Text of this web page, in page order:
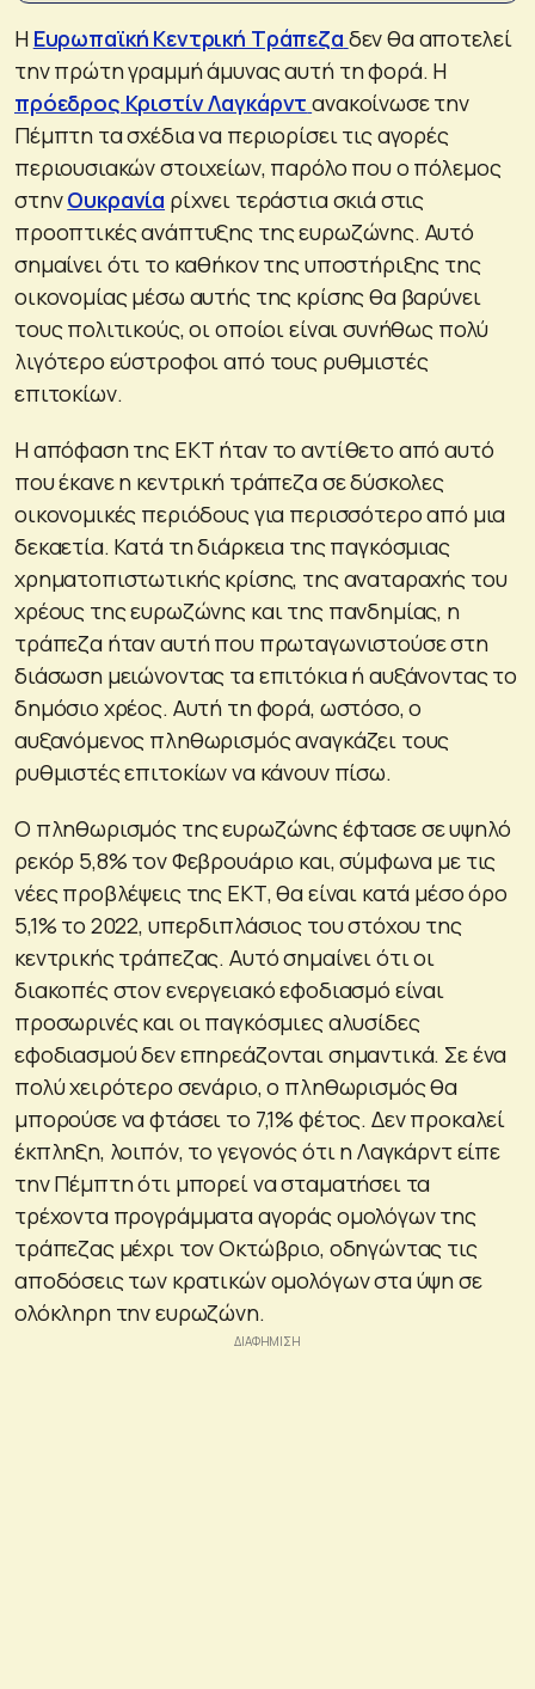
Η Ευρωπαϊκή Κεντρική Τράπεζα δεν θα αποτελεί
την πρώτη γραμμή άμυνας αυτή τη φορά. Η
πρόεδρος Κριστίν Λαγκάρντ ανακοίνωσε την
Πέμπτη τα σχέδια να περιορίσει τις αγορές
περιουσιακών στοιχείων, παρόλο που ο πόλεμος
στηνΟυκρανία ρίχνει τεράστια σκιά στις
προοπτικές ανάπτυξης της ευρωζώνης. Αυτό
σημαίνει ότι το καθήκον της υποστήριξης της
οικονομίας μέσω αυτής της κρίσης θα βαρύνει
τους πολιτικούς, οι οποίοι είναι συνήθως πολύ
λιγότερο εύστροφοι από τους ρυθμιστές
επιτοκίων.
Η απόφαση της ΕΚΤ ήταν το αντίθετο από αυτό
που έκανε η κεντρική τράπεζα σε δύσκολες
οικονομικές περιόδους για περισσότερο από μια
δεκαετία. Κατά τη διάρκεια της παγκόσμιας
χρηματοπιστωτικής κρίσης, της αναταραχής του
χρέους της ευρωζώνης και της πανδημίας, η
τράπεζα ήταν αυτή που πρωταγωνιστούσε στη
διάσωση μειώνοντας τα επιτόκια ή αυξάνοντας το
δημόσιο χρέος. Αυτή τη φορά, ωστόσο, ο
αυξανόμενος πληθωρισμός αναγκάζει τους
ρυθμιστές επιτοκίων να κάνουν πίσω.
Ο πληθωρισμός της ευρωζώνης έφτασε σε υψηλό
ρεκόρ 5,8% τον Φεβρουάριο και, σύμφωνα με τις
νέες προβλέψεις της ΕΚΤ, θα είναι κατά μέσο όρο
5,1% το 2022, υπερδιπλάσιος του στόχου της
κεντρικής τράπεζας. Αυτό σημαίνει ότι οι
διακοπές στον ενεργειακό εφοδιασμό είναι
προσωρινές και οι παγκόσμιες αλυσίδες
εφοδιασμού δεν επηρεάζονται σημαντικά. Σε ένα
πολύ χειρότερο σενάριο, ο πληθωρισμός θα
μπορούσε να φτάσει το 7,1% φέτος. Δεν προκαλεί
έκπληξη, λοιπόν, το γεγονός ότι η Λαγκάρντ είπε
την Πέμπτη ότι μπορεί να σταματήσει τα
τρέχοντα προγράμματα αγοράς ομολόγων της
τράπεζας μέχρι τον Οκτώβριο, οδηγώντας τις
αποδόσεις των κρατικών ομολόγων στα ύψη σε
ολόκληρη την ευρωζώνη.